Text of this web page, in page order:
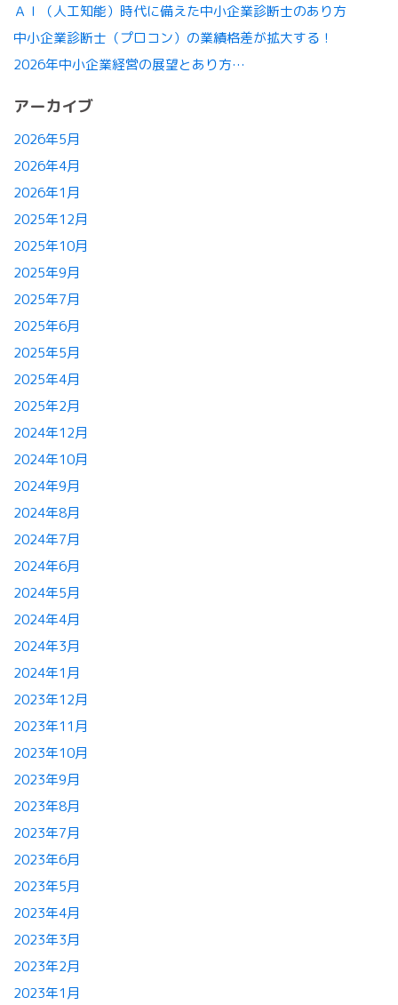
ＡＩ（人工知能）時代に備えた中小企業診断士のあり方
中小企業診断士（プロコン）の業績格差が拡大する！
2026年中小企業経営の展望とあり方…
アーカイブ
2026年5月
2026年4月
2026年1月
2025年12月
2025年10月
2025年9月
2025年7月
2025年6月
2025年5月
2025年4月
2025年2月
2024年12月
2024年10月
2024年9月
2024年8月
2024年7月
2024年6月
2024年5月
2024年4月
2024年3月
2024年1月
2023年12月
2023年11月
2023年10月
2023年9月
2023年8月
2023年7月
2023年6月
2023年5月
2023年4月
2023年3月
2023年2月
2023年1月